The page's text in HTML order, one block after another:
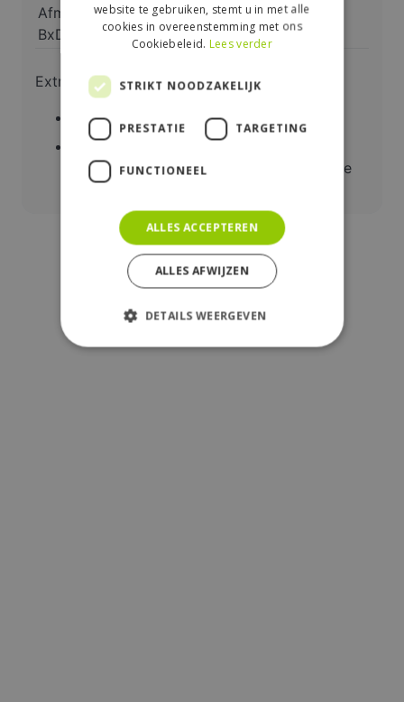
Afmeting (in cm)
BxDxH
32x51x68
Extra’s:
Monosphere hars
Optioneel uit te breiden met
desinfectiemodule voor extra desinfectie
van de hars tijdens elke regeneratie.
website te gebruiken, stemt u in met alle
cookies in overeenstemming met ons
Cookiebeleid. Lees verder
STRIKT NOODZAKELIJK
PRESTATIE TARGETING
FUNCTIONEEL
ALLES ACCEPTEREN
ALLES AFWIJZEN
DETAILS WEERGEVEN